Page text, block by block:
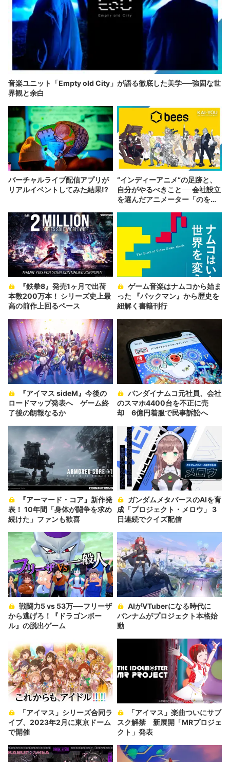
音楽ユニット「Empty old City」が語る徹底した美学──強固な世
界観と余白
バーチャルライブ配信アプリが
リアルイベントしてみた結果!?
“インディーアニメ“の足跡と、
自分がやるべきこと──会社設立
を選んだアニメーター「のを
本数200万本！ シリーズ史上最
高の前作上回るペース
った 『パックマン』から歴史を
紐解く書籍刊行
ロードマップ発表へ ゲーム終
了後の朗報なるか
のスマホ4400台を不正に売
却 6億円着服で民事訴訟へ
表！ 10年間「身体が闘争を求め
続けた」ファンも歓喜
成「プロジェクト・メロウ」 3
日連続でクイズ配信
から逃げろ！『ドラゴンボー
ル』の脱出ゲーム
バンナムがプロジェクト本格始
動
イブ、2023年2月に東京ドーム
で開催
スク解禁 新展開「MRプロジェ
クト」発表